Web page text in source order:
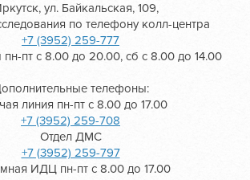
ул. Байкальская, 109,
по телефону колл-центра
+7 (3952) 259-777
пт с 8.00 до 20.00, сб с 8.00 до 14.00
телефоны:
линия пн-пт с 8.00 до 17.00
+7 (3952) 259-708
Отдел ДМС
+7 (3952) 259-797
ИДЦ пн-пт с 8.00 до 17.00